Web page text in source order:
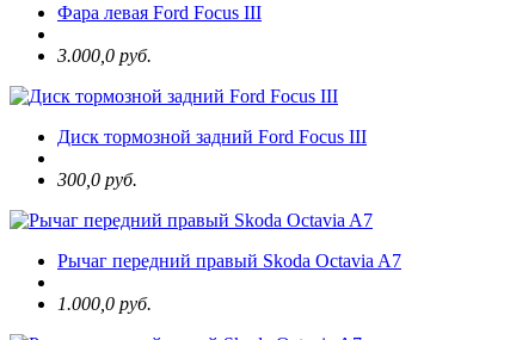
Фара левая Ford Focus III
3.000,0 руб.
Диск тормозной задний Ford Focus III
300,0 руб.
Рычаг передний правый Skoda Octavia A7
1.000,0 руб.